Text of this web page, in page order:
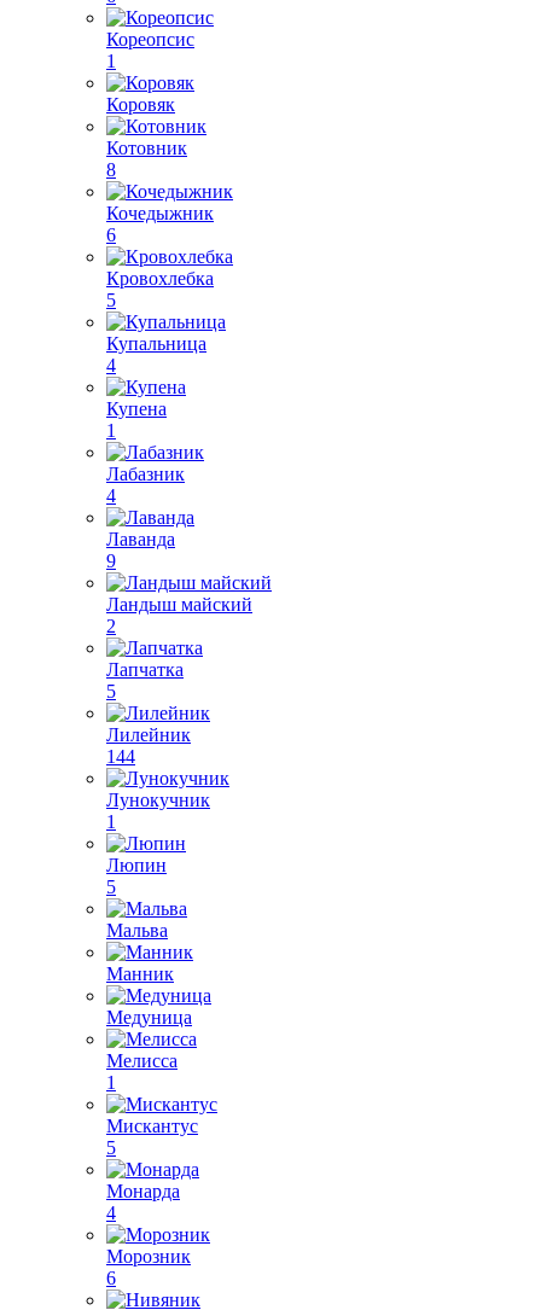
Кореопсис
1
Коровяк
Котовник
8
Кочедыжник
6
Кровохлебка
5
Купальница
4
Купена
1
Лабазник
4
Лаванда
9
Ландыш майский
2
Лапчатка
5
Лилейник
144
Лунокучник
1
Люпин
5
Мальва
Манник
Медуница
Мелисса
1
Мискантус
5
Монарда
4
Морозник
6